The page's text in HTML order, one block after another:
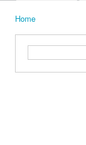
Home
Search form